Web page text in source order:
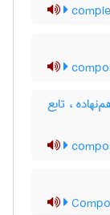
، تابع